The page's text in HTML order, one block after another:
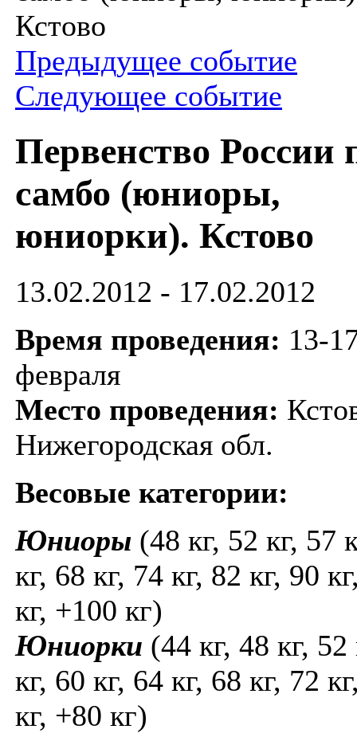
Кстово
Предыдущее событие
Следующее событие
Первенство России
самбо (юниоры,
юниорки). Кстово
13.02.2012 - 17.02.2012
Время проведения: 13-
февраля
Место проведения:
Нижегородская обл.
Весовые категории:
Юниоры (48 кг, 52 кг, 57
кг, 68 кг, 74 кг, 82 кг, 90
кг, +100 кг)
Юниорки (44 кг, 48 кг, 52
кг, 60 кг, 64 кг, 68 кг, 72
кг, +80 кг)